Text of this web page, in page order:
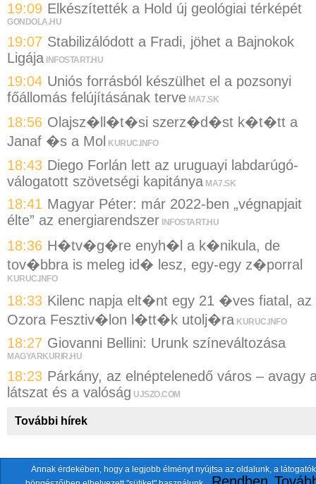
19:09 Elkészítették a Hold új geológiai térképét
GONDOLA.HU
19:07 Stabilizálódott a Fradi, jöhet a Bajnokok
Ligája INFOSTART.HU
19:04 Uniós forrásból készülhet el a pozsonyi
főállomás felújításának terve MA7.SK
18:56 Olajsz�ll�t�si szerz�d�st k�t�tt a
Janaf �s a Mol
KURUC.INFO
18:43 Diego Forlán lett az uruguayi labdarúgó-
válogatott szövetségi kapitánya MA7.SK
18:41 Magyar Péter: már 2022-ben „végnapjait
élte” az energiarendszer INFOSTART.HU
18:36 H�tv�g�re enyh�l a k�nikula, de
tov�bbra is meleg id� lesz, egy-egy z�porral
KURUC.INFO
18:33 Kilenc napja elt�nt egy 21 �ves fiatal, az
Ozora Fesztiv�lon l�tt�k utolj�ra KURUC.INFO
18:27 Giovanni Bellini: Urunk színeváltozása
MAGYARKURIR.HU
18:23 Párkány, az elnéptelenedő város – avagy
látszat és a valóság UJSZO.COM
További hírek
A fentiekkel együtt összesen118 oldaltszemlézünk.
Annak érdekében, hogy a legjobb élményt nyújtsa az oldalunk, a látogatók